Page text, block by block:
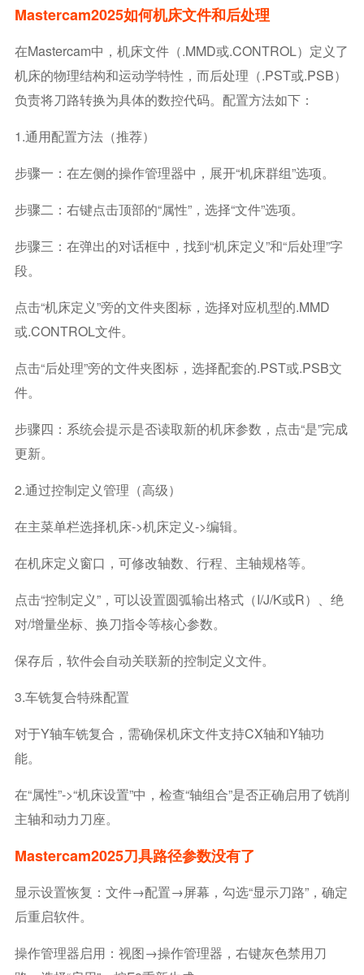
Mastercam2025如何机床文件和后处理
在Mastercam中，机床文件（.MMD或.CONTROL）定义了
机床的物理结构和运动学特性，而后处理（.PST或.PSB）
负责将刀路转换为具体的数控代码。配置方法如下：
1.通用配置方法（推荐）
步骤一：在左侧的操作管理器中，展开“机床群组”选项。
步骤二：右键点击顶部的“属性”，选择“文件”选项。
步骤三：在弹出的对话框中，找到“机床定义”和“后处理”字
段。
点击“机床定义”旁的文件夹图标，选择对应机型的.MMD
或.CONTROL文件。
点击“后处理”旁的文件夹图标，选择配套的.PST或.PSB文
件。
步骤四：系统会提示是否读取新的机床参数，点击“是”完成
更新。
2.通过控制定义管理（高级）
在主菜单栏选择机床->机床定义->编辑。
在机床定义窗口，可修改轴数、行程、主轴规格等。
点击“控制定义”，可以设置圆弧输出格式（I/J/K或R）、绝
对/增量坐标、换刀指令等核心参数。
保存后，软件会自动关联新的控制定义文件。
3.车铣复合特殊配置
对于Y轴车铣复合，需确保机床文件支持CX轴和Y轴功
能。
在“属性”->“机床设置”中，检查“轴组合”是否正确启用了铣削
主轴和动力刀座。
Mastercam2025刀具路径参数没有了
显示设置恢复：文件→配置→屏幕，勾选“显示刀路”，确定
后重启软件。
操作管理器启用：视图→操作管理器，右键灰色禁用刀